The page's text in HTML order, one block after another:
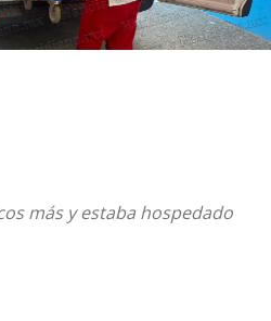
más y estaba hospedado